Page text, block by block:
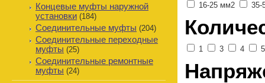
Концевые муфты наружной
установки (184)
Соединительные муфты (204)
Соединительные переходные
муфты (25)
Соединительные ремонтные
муфты (24)
16-25 мм2 35-
1 3 4